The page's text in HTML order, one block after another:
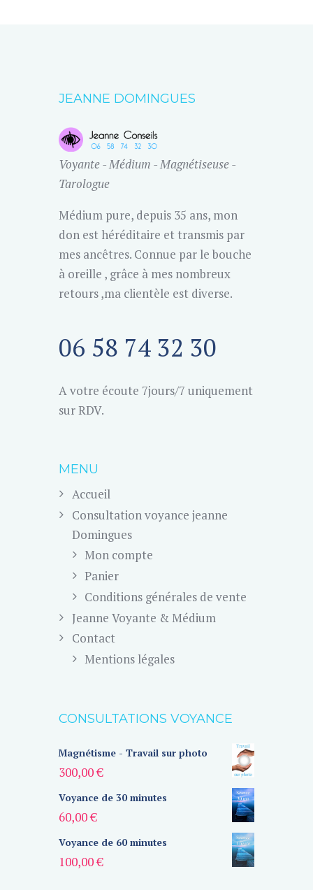
JEANNE DOMINGUES
Voyante - Médium - Magnétiseuse -
Tarologue
Médium pure, depuis 35 ans, mon
don est héréditaire et transmis par
mes ancêtres. Connue par le bouche
à oreille , grâce à mes nombreux
retours ,ma clientèle est diverse.
06 58 74 32 30
A votre écoute 7jours/7 uniquement
sur RDV.
MENU
Accueil
Consultation voyance jeanne
Domingues
Mon compte
Panier
Conditions générales de vente
Jeanne Voyante & Médium
Contact
Mentions légales
CONSULTATIONS VOYANCE
Magnétisme - Travail sur photo
300,00€
Voyance de 30 minutes
60,00€
Voyance de 60 minutes
100,00€